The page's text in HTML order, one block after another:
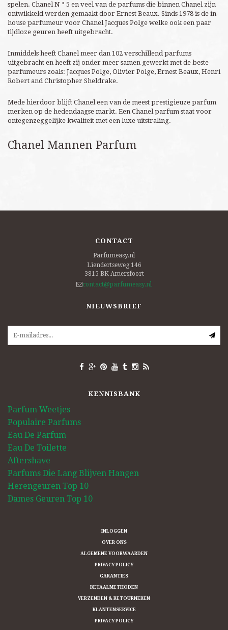
spelen. Chanel N ° 5 en veel van de parfums die binnen Chanel zijn
ontwikkeld werden gemaakt door Ernest Beaux. Sinds 1978 is de in-
house parfumeur voor Chanel Jacques Polge welke ook een paar
tijdloze geuren heeft uitgebracht.
Inmiddels heeft Chanel meer dan 102 verschillend parfums
uitgebracht en heeft zij onder meer samen gewerkt met de beste
parfumeurs zoals: Jacques Polge, Olivier Polge, Ernest Beaux, Henri
Robert and Christopher Sheldrake.
Mede hierdoor blijft Chanel een van de meest prestigieuze parfum
merken op de hedendaagse markt. Een Chanel parfum staat voor
ontegenzeggelijke kwaliteit met een luxe uitstraling.
Chanel Mannen Parfum
CONTACT
Parfumeasy.nl
Liendertseweg 146
3815 BK Amersfoort
contact@parfumeasy.nl
NIEUWSBRIEF
KENNISBANK
Parfum Weetjes
Populaire Parfums
Eau De Parfum
Eau De Toilette
Aftershave
Parfums Die Lang Blijven Hangen
Herengeuren Top 10
Dames Geuren Top 10
INLOGGEN
OVER ONS
ALGEMENE VOORWAARDEN
PRIVACY POLICY
GARANTIES
BETAALMETHODEN
VERZENDEN & RETOURNEREN
KLANTENSERVICE
PRIVACY POLICY